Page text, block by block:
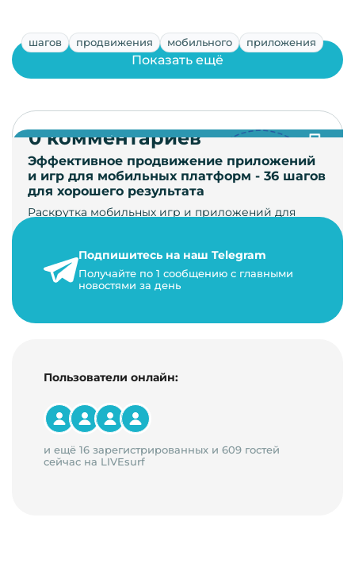
шагов продвижения мобильного приложения
Эффективное продвижение приложений
и игр для мобильных платформ - 36 шагов
для хорошего результата
Раскрутка мобильных игр и приложений для
24 января 2021 г.
14 минут на чтение
Показать ещё
0 комментариев
Подпишитесь на наш Telegram
Получайте по 1 сообщению с главными
новостями за день
Пользователи онлайн:
и ещё 16 зарегистрированных и 609 гостей
сейчас на LIVEsurf